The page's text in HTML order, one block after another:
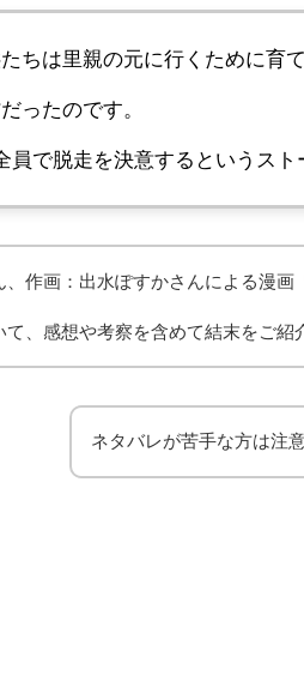
ちは里親の元に行くために育
ったのです。
で脱走を決意するというスト
、作画：出水ぽすかさんによる漫画
、感想や考察を含めて結末をご紹
ネタバレが苦手な方は注